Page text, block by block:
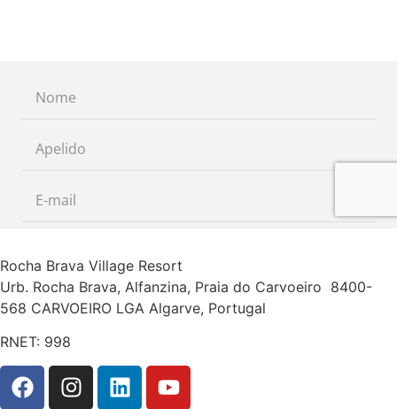
Rocha Brava Village Resort
Urb. Rocha Brava, Alfanzina, Praia do Carvoeiro 8400-
568 CARVOEIRO LGA Algarve, Portugal
RNET: 998